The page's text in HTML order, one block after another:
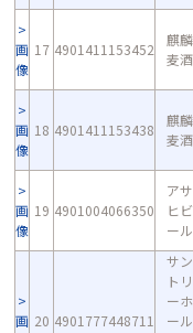
画
像
17 4901411153452
麒麟
麦酒
画
像
18 4901411153438
麒麟
麦酒
画
像
19 4901004066350
アサ
ヒビ
ール
画 20 4901777448711
サン
トリ
ーホ
ール